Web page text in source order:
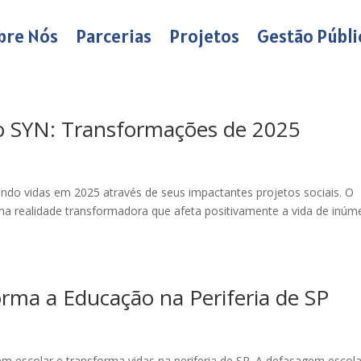
Nós Parcerias Projetos Gestão
Transformações de 2025
vidas em 2025 através de seus impactantes projetos sociais. O
realidade transformadora que afeta positivamente a vida de
a Educação na Periferia de SP